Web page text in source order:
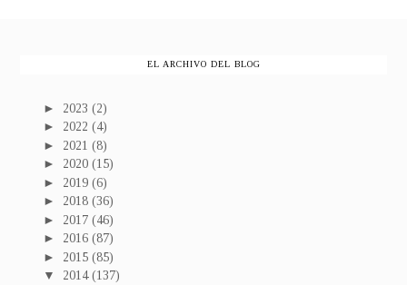
EL ARCHIVO DEL BLOG
► 2023 (2)
► 2022 (4)
► 2021 (8)
► 2020 (15)
► 2019 (6)
► 2018 (36)
► 2017 (46)
► 2016 (87)
► 2015 (85)
▼ 2014 (137)